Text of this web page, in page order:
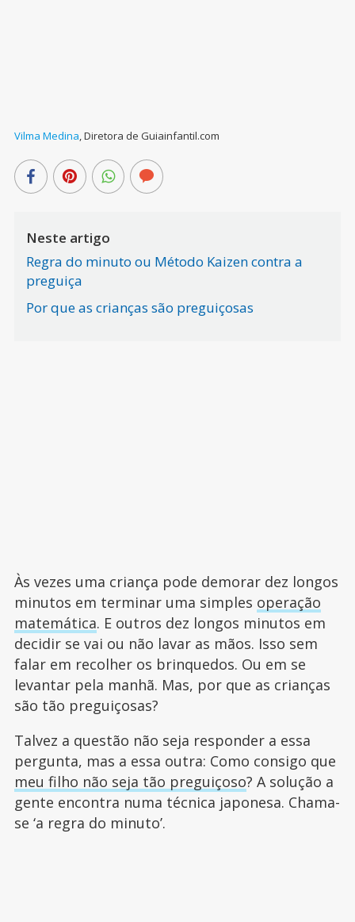
Vilma Medina,Diretora de Guiainfantil.com
Neste artigo
Regra do minuto ou Método Kaizen contra a
preguiça
Por que as crianças são preguiçosas
Às vezes uma criança pode demorar dez longos
minutos em terminar uma simples operação
matemática. E outros dez longos minutos em
decidir se vai ou não lavar as mãos. Isso sem
falar em recolher os brinquedos. Ou em se
levantar pela manhã. Mas, por que as crianças
são tão preguiçosas?
Talvez a questão não seja responder a essa
pergunta, mas a essa outra: Como consigo que
meu filho não seja tão preguiçoso? A solução a
gente encontra numa técnica japonesa. Chama-
se ‘a regra do minuto’.